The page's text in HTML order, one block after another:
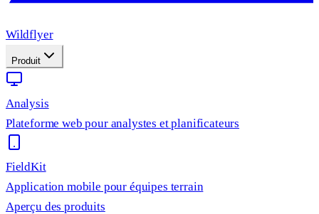
Wildflyer
Produit
Analysis
Plateforme web pour analystes et planificateurs
FieldKit
Application mobile pour équipes terrain
Aperçu des produits